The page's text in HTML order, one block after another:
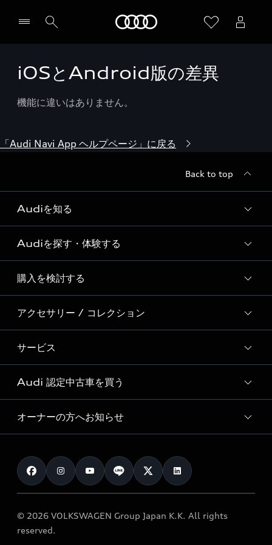
iOSとAndroid版の差異
機能に違いはありません。
「Audi Navi App ヘルプページ」に戻る
Back to top
Audiを知る
Audi ブランド
Story of Progress
Audi Sport
Formula 1®
デジタルサービス
Audiを探す・体験する
ディーラー検索
新車在庫検索
試乗車・展示車検索
見積り依頼
試乗予約
購入を検討する
モデル一覧
特別仕様モデル / 限定モデル
e-tronラインアップ
価格シミュレーション
車両比較
カタログ一覧
アクセサリー / コレクション
純正アクセサリー
オンラインショップ
Audi collection
アウディナビアプリ
サービス
サービス入庫予約
サービスプログラム
メンテナンス
車検 / 定期点検
e-tronアフターサポート
myAudi
Audi 認定中古車を買う
Audi認定中古車
クオリティ
保証
メンテナンス
オーナーの方へお知らせ
お知らせ
オーナー様向けキャンペーン
特定整備適用車一覧
© 2026 VOLKSWAGEN Group Japan K.K. All rights
reserved.